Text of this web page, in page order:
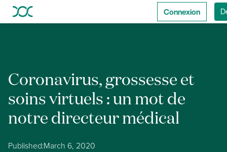
Connexion
Coronavirus, grossesse et
soins virtuels : un mot de
notre directeur médical
Published:March 6, 2020